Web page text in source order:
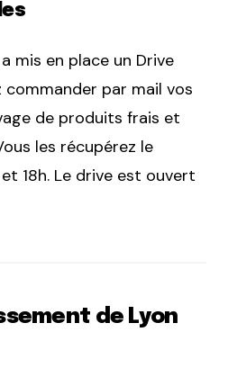
mis en place un Drive
par mail vos
de produits frais et
les récupérez le
18h. Le drive est ouvert
de Lyon